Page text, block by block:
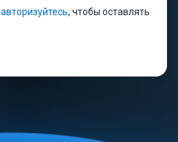
авторизуйтесь, чтобы оставлять